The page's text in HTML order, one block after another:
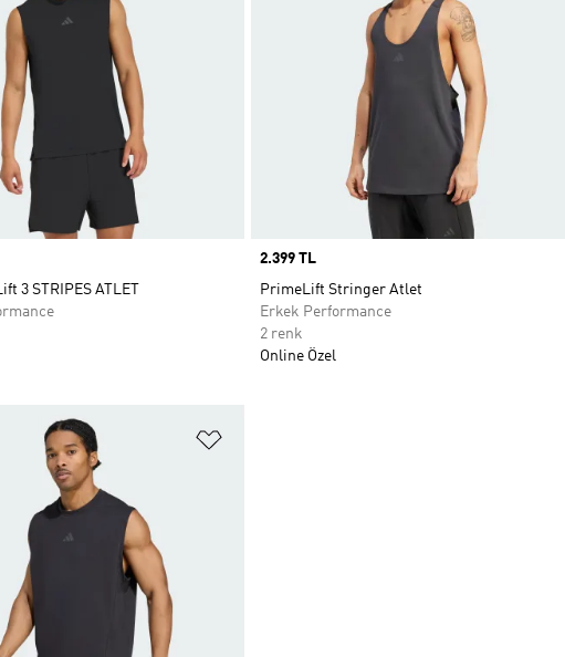
3 STRIPES ATLET
Price
2.399 TL
PrimeLift Stringer Atlet
Erkek Performance
2 renk
Online Özel
Ekle